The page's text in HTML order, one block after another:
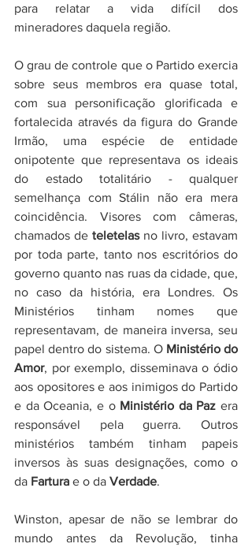
para relatar a vida difícil dos
mineradores daquela região.
O grau de controle que o Partido exercia
sobre seus membros era quase total,
com sua personificação glorificada e
fortalecida através da figura do Grande
Irmão, uma espécie de entidade
onipotente que representava os ideais
do estado totalitário - qualquer
semelhança com Stálin não era mera
coincidência. Visores com câmeras,
chamados de teletelas no livro, estavam
por toda parte, tanto nos escritórios do
governo quanto nas ruas da cidade, que,
no caso da história, era Londres. Os
Ministérios tinham nomes que
representavam, de maneira inversa, seu
papel dentro do sistema. O Ministério do
Amor, por exemplo, disseminava o ódio
aos opositores e aos inimigos do Partido
e da Oceania, e o Ministério da Paz era
responsável pela guerra. Outros
ministérios também tinham papeis
inversos às suas designações, como o
da Fartura e o da Verdade.
Winston, apesar de não se lembrar do
mundo antes da Revolução, tinha